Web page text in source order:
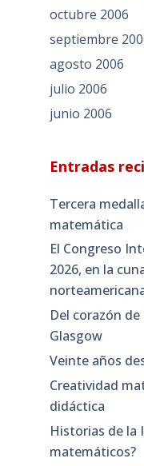
octubre 2006
septiembre
agosto 2006
julio 2006
junio 2006
Entradas
Tercera
matemática
El Congreso
2026, en la
Del corazón
Glasgow
Veinte años
Creatividad
didáctica
Historias de la
matemáticos?